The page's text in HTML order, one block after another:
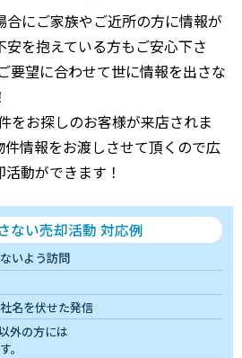
にご家族やご近所の方に情報が
を抱えている方もご安心下さ
要望に合わせて世に情報を出さな
をお探しのお客様が来店されま
情報をお渡しさせて頂くので広
動ができます！
ない売却活動 対応例
いよう訪問
名を伏せた発信
外の方には
。